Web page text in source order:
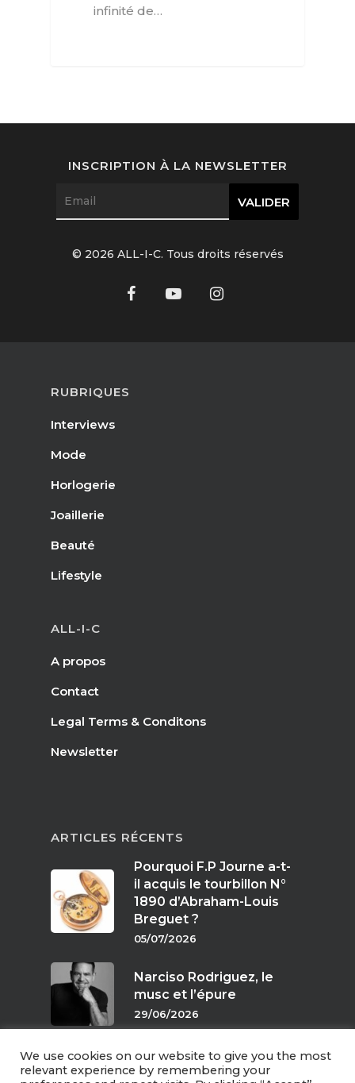
infinité de…
RUBRIQUES
Interviews
Mode
Horlogerie
Joaillerie
Beauté
Lifestyle
ALL-I-C
A propos
Contact
Legal Terms & Conditons
Newsletter
ARTICLES RÉCENTS
Pourquoi F.P Journe a-t-
il acquis le tourbillon N°
1890 d’Abraham-Louis
Breguet ?
05/07/2026
Narciso Rodriguez, le
musc et l’épure
29/06/2026
Parfums de crépuscule
INSCRIPTION À LA NEWSLETTER
© 2026 ALL-I-C. Tous droits réservés
Arts
Goûts
FR
EN
We use cookies on our website to give you the most
relevant experience by remembering your